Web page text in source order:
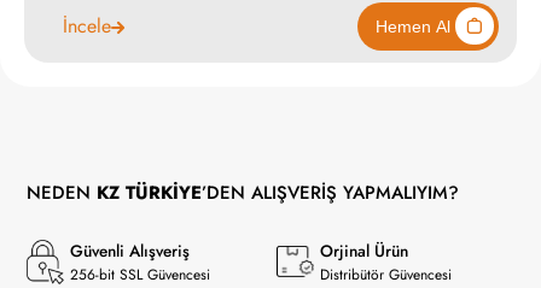
İncele
NEDEN KZ TÜRKİYE’DEN ALIŞVERİŞ YAPMALIYIM?
Güvenli Alışveriş
256-bit SSL Güvencesi
Orjinal Ürün
Distribütör Güvencesi